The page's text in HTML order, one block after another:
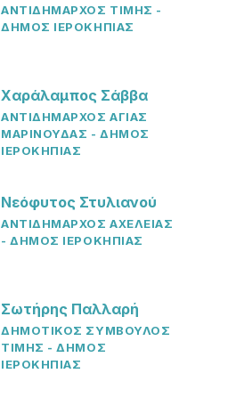
ΑΝΤΙΔΗΜΑΡΧΟΣ ΤΙΜΗΣ -
ΔΗΜΟΣ ΙΕΡΟΚΗΠΙΑΣ
Χαράλαμπος Σάββα
ΑΝΤΙΔΗΜΑΡΧΟΣ ΑΓΙΑΣ
ΜΑΡΙΝΟΥΔΑΣ - ΔΗΜΟΣ
ΙΕΡΟΚΗΠΙΑΣ
Νεόφυτος Στυλιανού
ΑΝΤΙΔΗΜΑΡΧΟΣ ΑΧΕΛΕΙΑΣ
- ΔΗΜΟΣ ΙΕΡΟΚΗΠΙΑΣ
Σωτήρης Παλλαρή
ΔΗΜΟΤΙΚΟΣ ΣΥΜΒΟΥΛΟΣ
ΤΙΜΗΣ - ΔΗΜΟΣ
ΙΕΡΟΚΗΠΙΑΣ